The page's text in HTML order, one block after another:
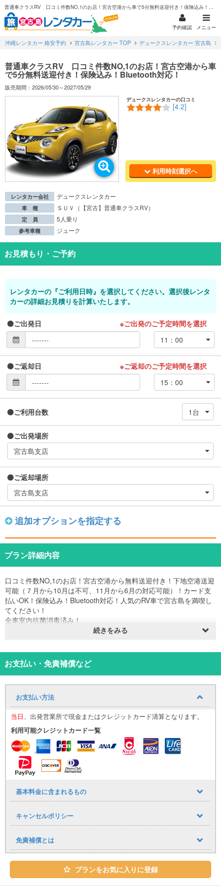
普通車クラスRV 口コミ件数NO,1のお店！宮古空港から車で5分無料送迎付き！保険込み！Bluetooth対応！
予約確認 メニュー
沖縄レンタカー 格安予約 宮古島レンタカー TOP デュークスレンタカー 宮古島
普通車クラスRV 口コミ件数NO,1のお店！宮古空港から車
で5分無料送迎付き！保険込み！Bluetooth対応！
販売期間：2026/05/30～2027/05/29
デュークスレンタカーの口コミ
[4.2]
利用時刻選択へ
レンタカー会社 デュークスレンタカー
車 種 ＳＵＶ（【宮古】普通車クラスRV）
定 員 5人乗り
参考車種 ジューク
お見積もり・ご予約
レンタカーの『ご利用日時』を選択してください。選択後レンタ
カーの詳細お見積りを計算いたします。
ご出発日 ※ご出発のご予定時間を選択
ご返却日 ※ご返却のご予定時間を選択
ご利用台数
ご出発場所
ご返却場所
追加オプションを指定する
プラン詳細内容
口コミ件数NO,1のお店！宮古空港から無料送迎付き！下地空港送迎
可能（７月から10月は不可、11月から6月の対応可能）！カード支
払いOK！保険込み！Bluetooth対応！人気のRV車で宮古島を満喫し
てください！
全車室内抗菌消毒済み！
当店営業時間は9時～18時になります。８時から9時の航空機でお越
＊ナビゲーションは装着していますがデータが古い車両もございま
す。最新2024年~2025年データポータブルナビを格安にて貸出して
いっぱいの状態です。備考欄等に入力されてもご希望に添えませ
ん。
＊平良港からの送迎をご希望の方では必ずお問い合わせください。
お問い合わせがない場合は送迎はお断りいたしますのでご注意くだ
さい。
＊ご利用日前日の18時以降にご予約を取られる場合は、送迎や車の
手配等もございますので当店ラインに必ずご連絡ください。連絡が
無い場合は送迎や車両の準備にお待ちいただきます。詳しくはお問
合せください。
＊営業時間外の送迎につきましては有料送迎とさせていただきま
す。営業時間 9時〜18時 宮古空港1100円、下地空港3300円 詳
続きをみる
お支払い・免責補償など
お支払い方法
当日
、出発営業所で現金またはクレジットカード清算となります。
利用可能クレジットカード一覧
基本料金に含まれるもの
キャンセルポリシー
免責補償とは
プランをお気に入りに登録